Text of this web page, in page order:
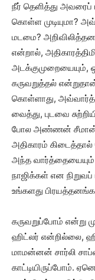
நீர் தெளித்து அவரைப்
கொள்ள முடியுமா?
மடமை?
என்றால்,
அடக்குமுறையையும்,
கருவறுத்தல்
கொள்ளாது,
வைத்து, புடவை
போல அண்ணன் சீமான்
அதிகாரம் கிடைத்தால்
அந்த வார்த்தையையும்
நாஜிக்கள் என
உங்களது
கருவறுப்போம் என்று
ஹிட்லர் என்றில்லை,
மாமன்னன் சார்லி
காட்டியிருப்போம்.